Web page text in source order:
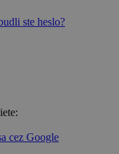
ste heslo?
cez Google